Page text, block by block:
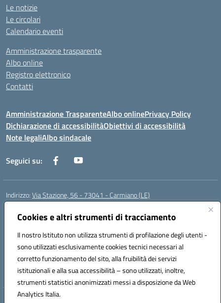
Cookies e altri strumenti di tracciamento
Il nostro Istituto non utilizza strumenti di profilazione degli utenti -
sono utilizzati esclusivamente cookies tecnici necessari al
corretto funzionamento del sito, alla fruibilità dei servizi
istituzionali e alla sua accessibilità – sono utilizzati, inoltre,
strumenti statistici anonimizzati messi a disposizione da Web
Analytics Italia.
Le notizie
Le circolari
Calendario eventi
Amministrazione trasparente
Albo online
Registro elettronico
Contatti
Amministrazione TrasparenteAlbo onlinePrivacy Policy
Dichiarazione di accessibilitàObiettivi di accessibilità
Note legaliAlbo sindacale
Seguici su:
Indirizzo:Via Stazione, 56 - 73041 - Carmiano (LE)
Centralino:
Posta elettronica certificata (PEC):leic88600a@pec.istruzione.it
Codice fiscale: 93058030755
Codice meccanografico:LEIC88600A
Codice Indice delle Pubbliche Amministrazioni (IPA): istsc_leic88600a
Codice unico di fatturazione (CUF): UFXBKN